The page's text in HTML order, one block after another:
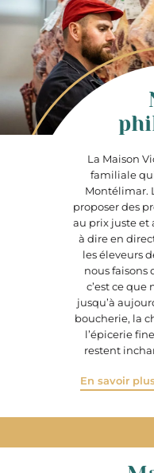
La Maison
familiale
Montélimar.
proposer des
au prix juste et
à dire en
les éleveurs
nous faisons
c’est ce que
jusqu’à
boucherie, la
l’épicerie
restent
En savoir